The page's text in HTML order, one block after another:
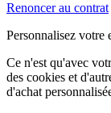
Renoncer au contrat
Personnalisez votre
Ce n'est qu'avec
des cookies et
d'achat